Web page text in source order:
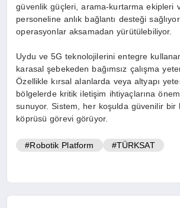
güvenlik güçleri, arama-kurtarma ekipleri
personeline anlık bağlantı desteği
operasyonlar aksamadan yürütülebiliyor.
Uydu ve 5G teknolojilerini entegre
karasal şebekeden bağımsız çalışma
Özellikle kırsal alanlarda veya altyapı
bölgelerde kritik iletişim ihtiyaçlarına
sunuyor. Sistem, her koşulda güvenilir bir
köprüsü görevi görüyor.
#Robotik Platform #TÜRKSAT